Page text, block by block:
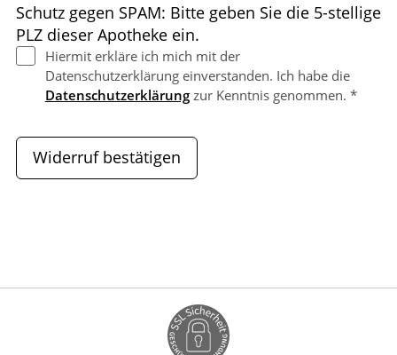
Schutz gegen SPAM: Bitte geben Sie die 5-stellige
PLZ dieser Apotheke ein.
Hiermit erkläre ich mich mit der
Datenschutzerklärung einverstanden. Ich habe die
Datenschutzerklärungzur Kenntnis genommen. *
Widerruf bestätigen